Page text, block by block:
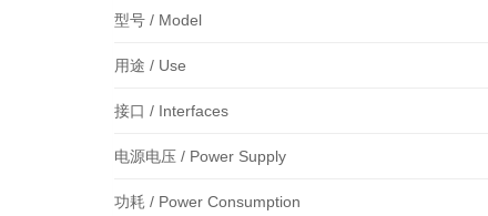
型号 / Model
用途 / Use
接口 / Interfaces
电源电压 / Power Supply
功耗 / Power Consumption